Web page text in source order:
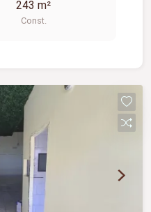
243 m²
Const.